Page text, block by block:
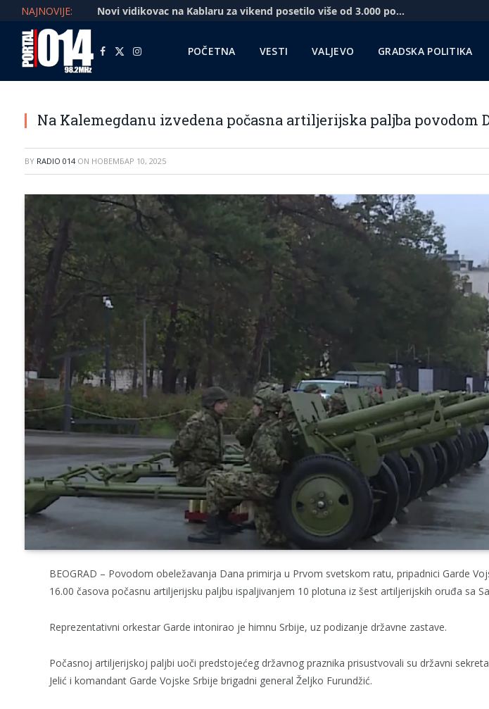
NAJNOVIJE: Novi vidikovac na Kablaru za vikend posetilo više od 3.000 posetilaca
Facebook
X
Instagram POČETNA VESTI VALJEVO GRADSKA POLITIKA
Na Kalemegdanu izvedena počasna artiljerijska paljba povodom
BY RADIO 014 ON НОВЕМБАР 10, 2025
BEOGRAD – Povodom obeležavanja Dana primirja u Prvom svetskom ratu, pripadnici Garde
16.00 časova počasnu artiljerijsku paljbu ispaljivanjem 10 plotuna iz šest artiljerijskih oruđa sa
Reprezentativni orkestar Garde intonirao je himnu Srbije, uz podizanje državne zastave.
Počasnoj artiljerijskoj paljbi uoči predstojećeg državnog praznika prisustvovali su državni
Jelić i komandant Garde Vojske Srbije brigadni general Željko Furundžić.